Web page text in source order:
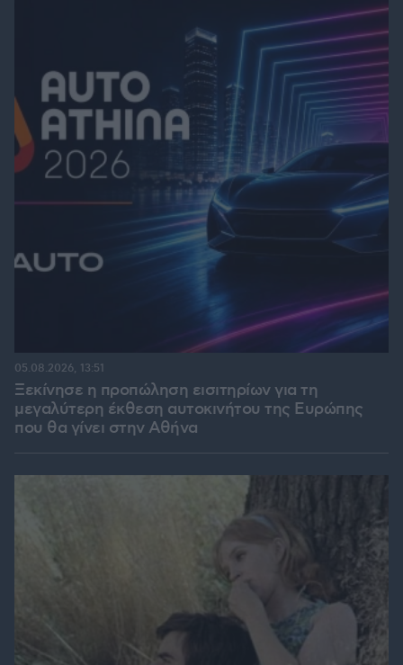
Ξεκίνησε η προπώληση εισιτηρίων για τη
μεγαλύτερη έκθεση αυτοκινήτου της Ευρώπης
που θα γίνει στην Αθήνα
05.08.2026, 13:51